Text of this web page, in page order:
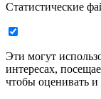
Статистические
Эти могут
интересах,
чтобы оценивать и